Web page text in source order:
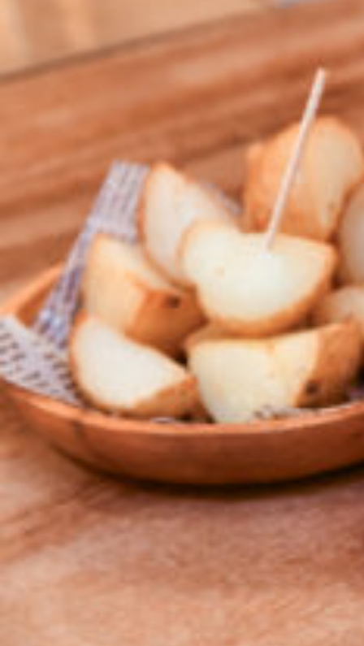
関西で開催。
おすすめの展覧会
誠光社で選びました。
おすすめの本
紹介します。
おすすめのイベント